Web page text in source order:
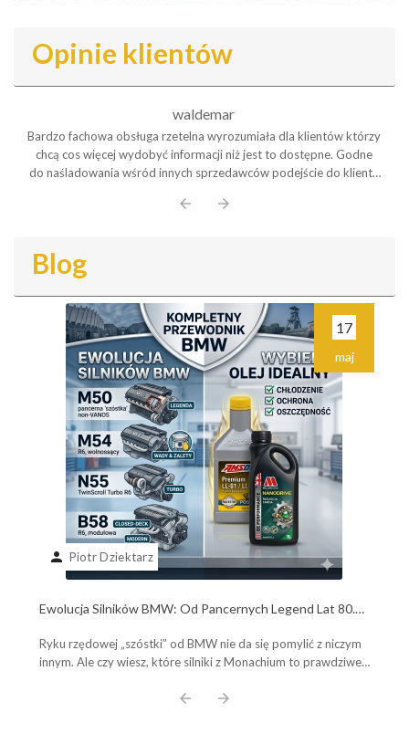
Opinie klientów
waldemar
Bardzo fachowa obsługa rzetelna wyrozumiała dla klientów którzy
chcą cos więcej wydobyć informacji niż jest to dostępne. Godne
do naśladowania wśród innych sprzedawców podejście do klienta
arrow_back arrow_forward
Blog
17
maj
person Piotr Dziektarz
Ewolucja Silników BMW: Od Pancernych Legend Lat 80.
Wybierz Olej Idealny!
Ryku rzędowej „szóstki” od BMW nie da się pomylić z niczym
innym. Ale czy wiesz, które silniki z Monachium to prawdziwe,
arrow_back arrow_forward